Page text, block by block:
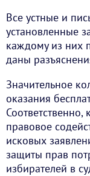
Все устные и
установленные
каждому из них
даны
Значительное
оказания
правовое
исковых
защиты прав
избирателей в